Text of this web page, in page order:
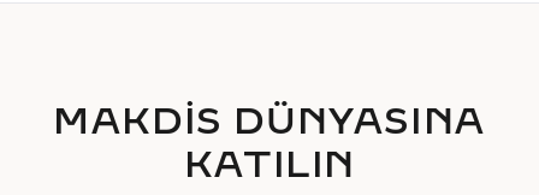
MAKDİS DÜNYASINA
KATILIN